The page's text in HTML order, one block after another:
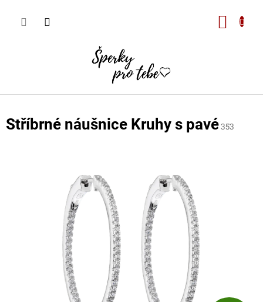
obsah
Stříbrné náušnice Kruhy s pavé353